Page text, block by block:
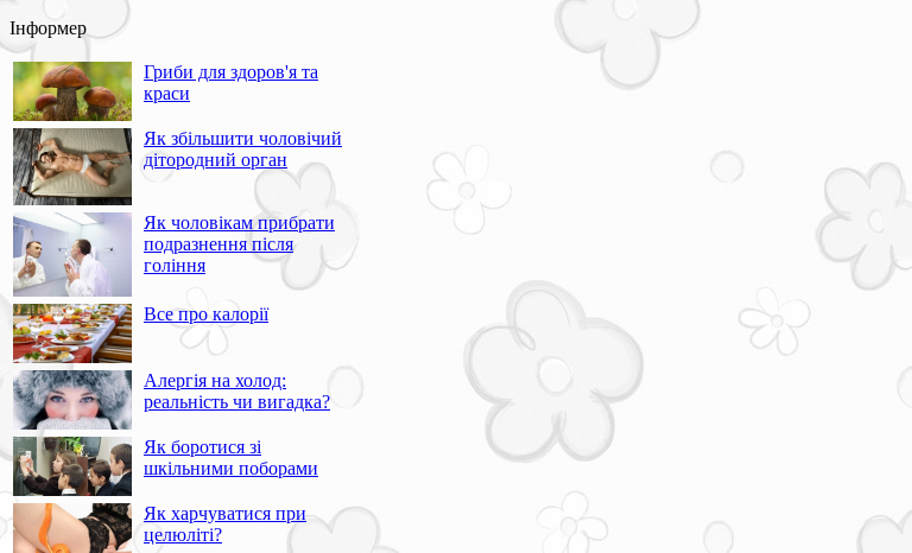
Інформер
Гриби для здоров'я та
краси
Як збільшити чоловічий
дітородний орган
Як чоловікам прибрати
подразнення після
гоління
Все про калорії
Алергія на холод:
реальність чи вигадка?
Як боротися зі
шкільними поборами
Як харчуватися при
целюліті?